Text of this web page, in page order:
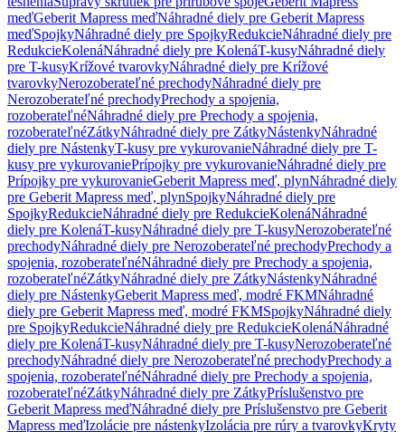
meďGeberit Mapress meďNáhradné diely pre Geberit Mapress
meďSpojkyNáhradné diely pre SpojkyRedukcieNáhradné diely pre
RedukcieKolenáNáhradné diely pre KolenáT-kusyNáhradné diely
pre T-kusyKrížové tvarovkyNáhradné diely pre Krížové
tvarovkyNerozoberateľné prechodyNáhradné diely pre
Nerozoberateľné prechodyPrechody a spojenia,
rozoberateľnéNáhradné diely pre Prechody a spojenia,
rozoberateľnéZátkyNáhradné diely pre ZátkyNástenkyNáhradné
diely pre NástenkyT-kusy pre vykurovanieNáhradné diely pre T-
kusy pre vykurovaniePrípojky pre vykurovanieNáhradné diely pre
Prípojky pre vykurovanieGeberit Mapress meď, plynNáhradné diely
pre Geberit Mapress meď, plynSpojkyNáhradné diely pre
SpojkyRedukcieNáhradné diely pre RedukcieKolenáNáhradné
diely pre KolenáT-kusyNáhradné diely pre T-kusyNerozoberateľné
prechodyNáhradné diely pre Nerozoberateľné prechodyPrechody a
spojenia, rozoberateľnéNáhradné diely pre Prechody a spojenia,
rozoberateľnéZátkyNáhradné diely pre ZátkyNástenkyNáhradné
diely pre NástenkyGeberit Mapress meď, modré FKMNáhradné
diely pre Geberit Mapress meď, modré FKMSpojkyNáhradné diely
pre SpojkyRedukcieNáhradné diely pre RedukcieKolenáNáhradné
diely pre KolenáT-kusyNáhradné diely pre T-kusyNerozoberateľné
prechodyNáhradné diely pre Nerozoberateľné prechodyPrechody a
spojenia, rozoberateľnéNáhradné diely pre Prechody a spojenia,
rozoberateľnéZátkyNáhradné diely pre ZátkyPríslušenstvo pre
Geberit Mapress meďNáhradné diely pre Príslušenstvo pre Geberit
Mapress meďIzolácie pre nástenkyIzolácia pre rúry a tvarovkyKryty